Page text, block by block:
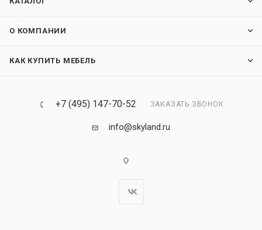
О КОМПАНИИ
КАК КУПИТЬ МЕБЕЛЬ
+7 (495) 147-70-52 ЗАКАЗАТЬ ЗВОНОК
info@skyland.ru